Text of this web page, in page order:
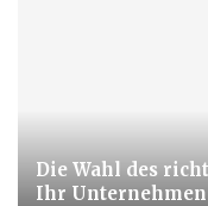
Die Wahl des
Ihr Unternehmen